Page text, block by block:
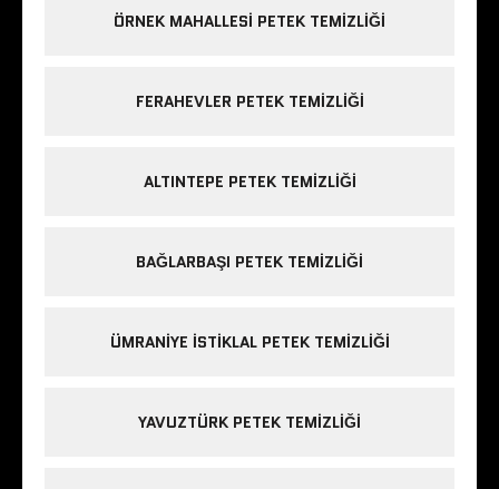
ÖRNEK MAHALLESI PETEK TEMIZLIĞI
FERAHEVLER PETEK TEMIZLIĞI
ALTINTEPE PETEK TEMIZLIĞI
BAĞLARBAŞI PETEK TEMIZLIĞI
ÜMRANIYE ISTIKLAL PETEK TEMIZLIĞI
YAVUZTÜRK PETEK TEMIZLIĞI